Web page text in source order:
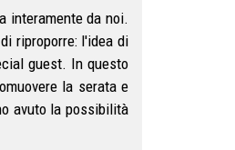
interamente da noi.
riproporre: l'idea di
guest. In questo
la serata e
avuto la possibilità